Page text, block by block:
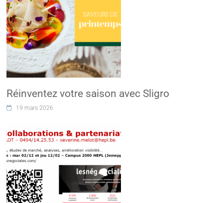
Réinventez votre saison avec Sligro
19 mars 2026